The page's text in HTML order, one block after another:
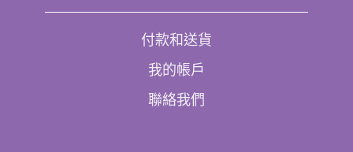
付款和送貨
我的帳戶
聯絡我們